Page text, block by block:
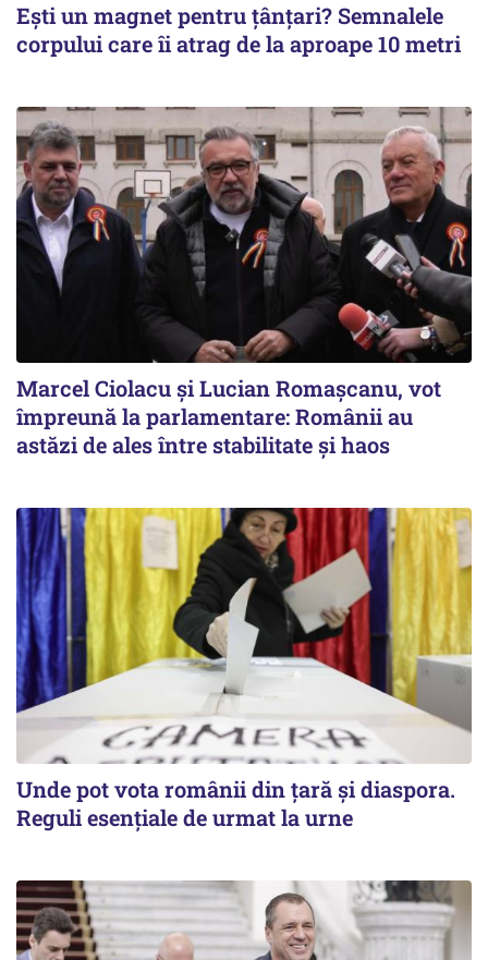
Ești un magnet pentru țânțari? Semnalele
corpului care îi atrag de la aproape 10 metri
Marcel Ciolacu și Lucian Romașcanu, vot
împreună la parlamentare: Românii au
astăzi de ales între stabilitate şi haos
Unde pot vota românii din țară și diaspora.
Reguli esențiale de urmat la urne